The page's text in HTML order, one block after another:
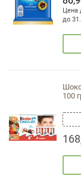
Цена
до
100